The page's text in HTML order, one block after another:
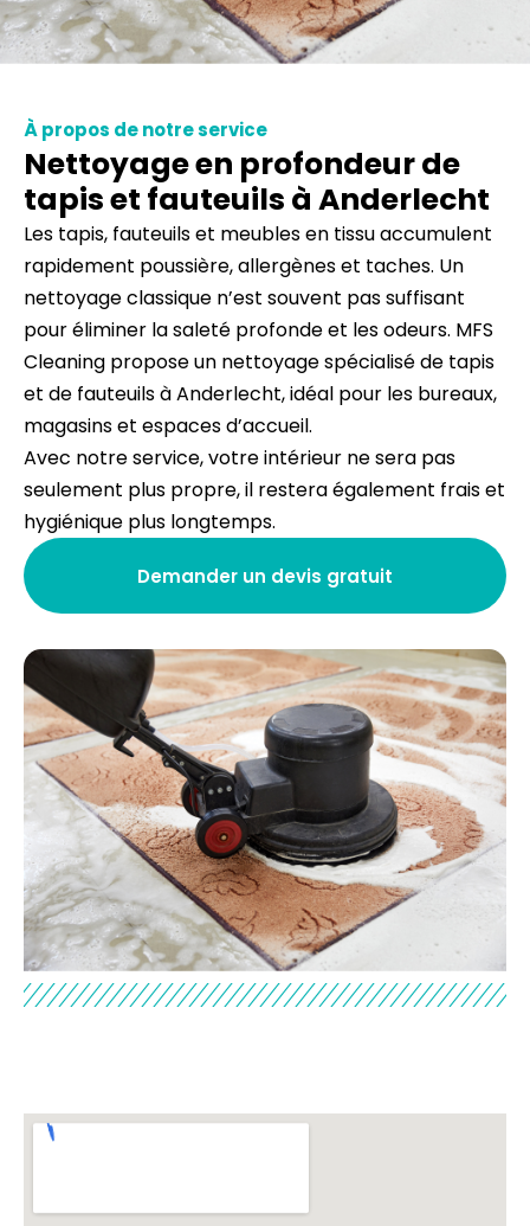
À propos de notre service
Nettoyage en profondeur de
tapis et fauteuils à Anderlecht
Les tapis, fauteuils et meubles en tissu accumulent
rapidement poussière, allergènes et taches. Un
nettoyage classique n’est souvent pas suffisant
pour éliminer la saleté profonde et les odeurs. MFS
Cleaning propose un nettoyage spécialisé de tapis
et de fauteuils à Anderlecht, idéal pour les bureaux,
magasins et espaces d’accueil.
Avec notre service, votre intérieur ne sera pas
seulement plus propre, il restera également frais et
hygiénique plus longtemps.
Demander un devis gratuit